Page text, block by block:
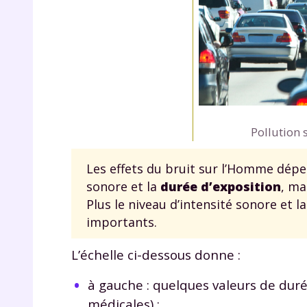
Pollution
Les effets du bruit sur l’Homme
sonore et la durée d’exposition,
Plus le niveau d’intensité sonore et
importants.
L’échelle ci-dessous donne :
à gauche : quelques valeurs de
*
vos